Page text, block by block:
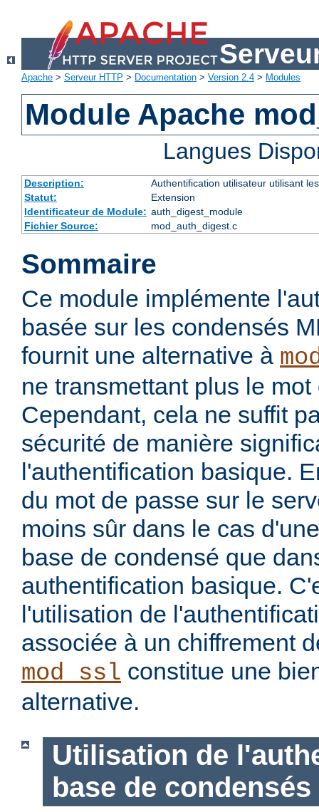
Apache > Serveur HTTP > Documentation > Version 2.4 > Modules
Module Apache
Langues
Description:
Authentification utilisateur utilisant
Statut:
Extension
Identificateur de Module: auth_digest_module
Fichier Source:
mod_auth_digest.c
Sommaire
Ce module implémente
basée sur les condensés
fournit une alternative à
ne transmettant plus le
Cependant, cela ne suffit
sécurité de manière
l'authentification basique.
du mot de passe sur le
moins sûr dans le cas
base de condensé que
authentification basique.
l'utilisation de
associée à un chiffrement
mod_ssl constitue une
alternative.
Utilisation de
base de condensés